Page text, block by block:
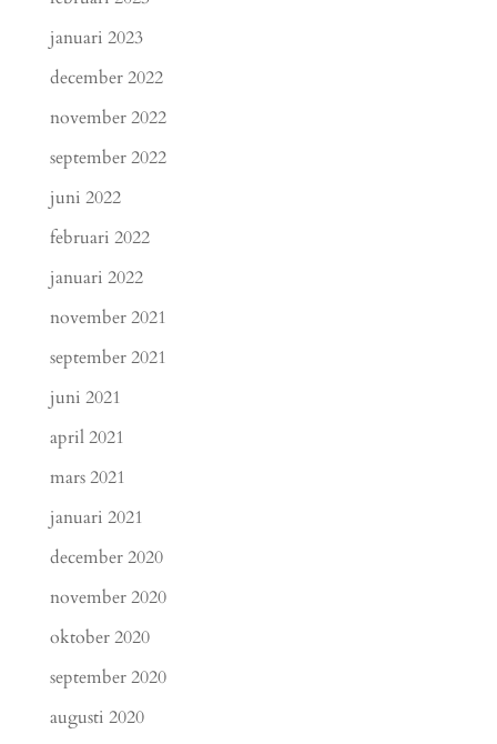
januari 2023
december 2022
november 2022
september 2022
juni 2022
februari 2022
januari 2022
november 2021
september 2021
juni 2021
april 2021
mars 2021
januari 2021
december 2020
november 2020
oktober 2020
september 2020
augusti 2020